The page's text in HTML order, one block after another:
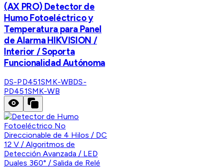
(AX PRO) Detector de
Humo Fotoeléctrico y
Temperatura para Panel
de Alarma HIKVISION /
Interior / Soporta
Funcionalidad Autónoma
DS-PD451SMK-WBDS-
PD451SMK-WB